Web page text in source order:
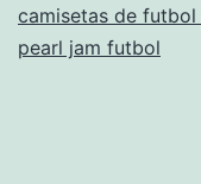
camisetas de
pearl jam futbol